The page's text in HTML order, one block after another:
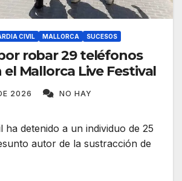
CIVIL MALLORCA SUCESOS
robar 29 teléfonos
el Mallorca Live Festival
2026
NO HAY
ha detenido a un individuo de 25
autor de la sustracción de